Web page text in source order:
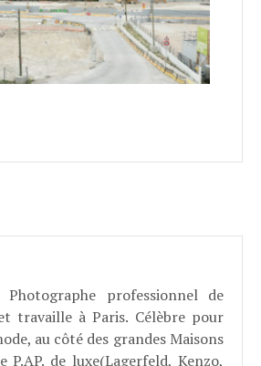
professionnel de
travaille à Paris. Célèbre pour
au côté des grandes Maisons
P.AP. de luxe(Lagerfeld, Kenzo,